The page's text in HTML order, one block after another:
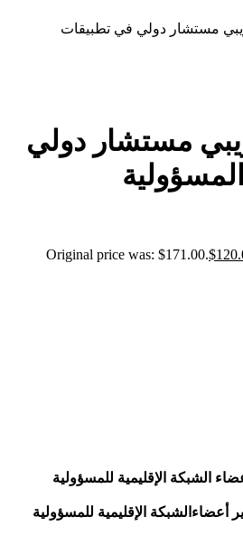
مستشار دولي في تطبيقات
مستشار دولي
Original price was: $171.00.$
الشبكة الإقليمية للمسؤولية
أعضاءالشبكة الإقليمية للمسؤولية